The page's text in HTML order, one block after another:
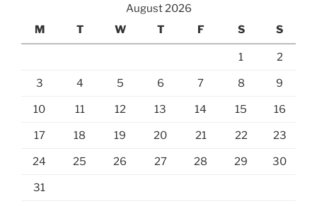
August 2026
M
T W T F S S
1 2
3 4 5 6 7 8 9
10 11 12 13 14 15 16
17 18 19 20 21 22 23
24 25 26 27 28 29 30
31